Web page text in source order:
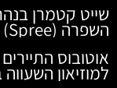
שייט קטמרן
השפרה (Spree) בברלין
אוטובוס
למוזיאון השעווה